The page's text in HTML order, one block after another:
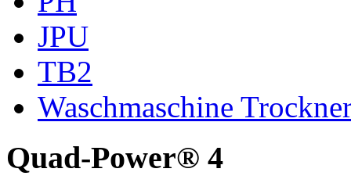
JPU
TB2
Waschmaschine
Quad-Power® 4